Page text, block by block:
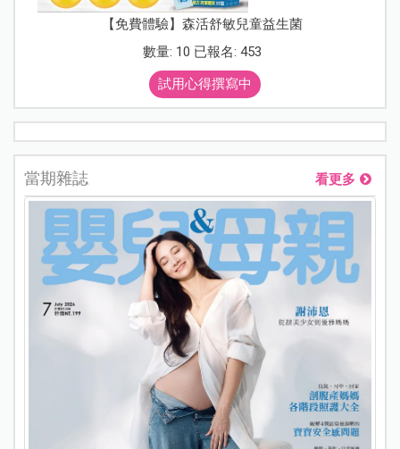
【免費體驗】森活舒敏兒童益生菌
數量: 10 已報名: 453
試用心得撰寫中
當期雜誌 看更多